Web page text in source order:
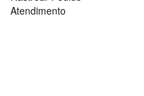
Atendimento